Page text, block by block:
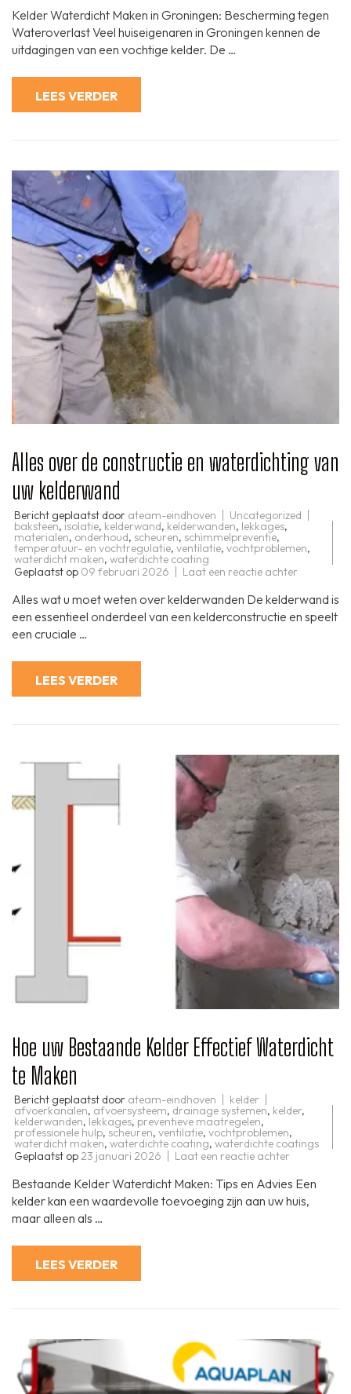
Waterdicht
Maken
in
Groningen:
Kelder Waterdicht Maken in Groningen: Bescherming tegen
Wateroverlast Veel huiseigenaren in Groningen kennen de
uitdagingen van een vochtige kelder. De …
LEES VERDER
Alles over de constructie en waterdichting van
uw kelderwand
Bericht geplaatst door ateam-eindhoven Uncategorized
baksteen, isolatie, kelderwand, kelderwanden, lekkages,
materialen, onderhoud, scheuren, schimmelpreventie,
temperatuur- en vochtregulatie, ventilatie, vochtproblemen,
waterdicht maken, waterdichte coating
Geplaatst op 09 februari 2026 Laat een reactie achter
de
constructie
en
Alles wat u moet weten over kelderwanden De kelderwand is
een essentieel onderdeel van een kelderconstructie en speelt
een cruciale …
LEES VERDER
Hoe uw Bestaande Kelder Effectief Waterdicht
te Maken
Bericht geplaatst door ateam-eindhoven kelder
afvoerkanalen, afvoersysteem, drainage systemen, kelder,
kelderwanden, lekkages, preventieve maatregelen,
professionele hulp, scheuren, ventilatie, vochtproblemen,
waterdicht maken, waterdichte coating, waterdichte coatings
Geplaatst op 23 januari 2026 Laat een reactie achter
uw
Bestaande
Kelder
Effectief
Bestaande Kelder Waterdicht Maken: Tips en Advies Een
kelder kan een waardevolle toevoeging zijn aan uw huis,
maar alleen als …
LEES VERDER